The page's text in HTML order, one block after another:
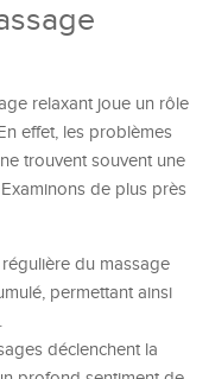
relaxant joue un rôle
effet, les problèmes
trouvent souvent une
de plus près
du massage
permettant ainsi
déclenchent la